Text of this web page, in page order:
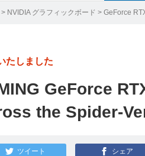
> NVIDIA グラフィックボード > GeForce
たしました
GeForce
the Spider-
ツイート シェア